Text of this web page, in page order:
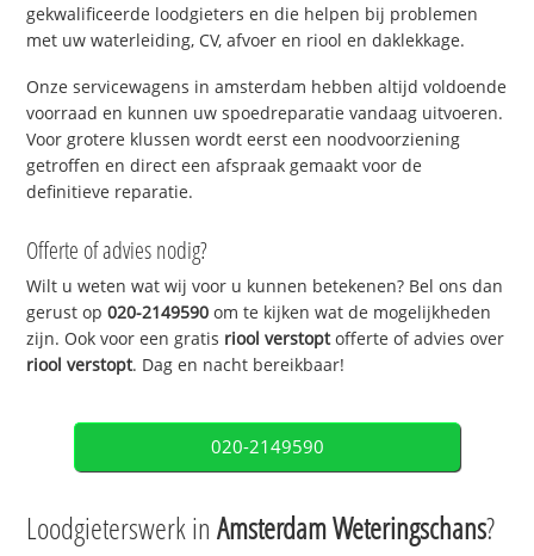
gekwalificeerde loodgieters en die helpen bij problemen
met uw waterleiding, CV, afvoer en riool en daklekkage.
Onze servicewagens in amsterdam hebben altijd voldoende
voorraad en kunnen uw spoedreparatie vandaag uitvoeren.
Voor grotere klussen wordt eerst een noodvoorziening
getroffen en direct een afspraak gemaakt voor de
definitieve reparatie.
Offerte of advies nodig?
Wilt u weten wat wij voor u kunnen betekenen? Bel ons dan
gerust op020-2149590 om te kijken wat de mogelijkheden
zijn. Ook voor een gratis riool verstoptofferte of advies over
riool verstopt. Dag en nacht bereikbaar!
020-2149590
Loodgieterswerk inAmsterdam Weteringschans?